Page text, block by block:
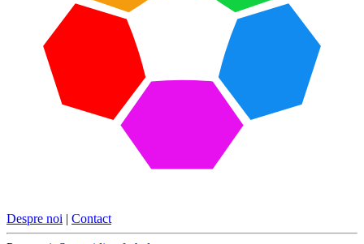
Despre noi | Contact